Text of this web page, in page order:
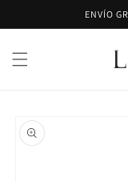
directamente
al contenido
ENVÍO
a la
información